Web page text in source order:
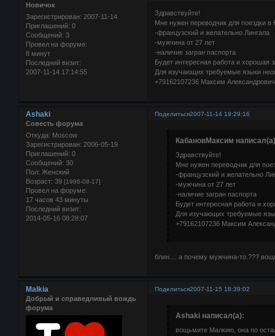
Новичок
Зарегистрирован: 2007-11-14
Приглашений: 0
Сообщений: 3
Провел на форуме:
8 минут
Последний визит:
2007-11-14 17:14:55
Здравствуйте!
Мне нужен переводчик для поездки
-французский и желательно Лингала
-мужчина от 27 лет
-наличие загран паспорта
Будет интересная работа и хорошая
Для изучающих требуемые языки
+79162107236 Максим
Поделиться2007-11-14 19:29:16
Ashaki
Совесть форума
Откуда: Moscow
Зарегистрирован: 2006-05-19
Приглашений: 0
Сообщений: 30
Пол: Женский
Возраст: 39 [1986-08-17]
Провел на форуме:
17 часов 43 минуты
Последний визит:
2014-05-16 08:28:07
КабановМаксим
Здравствуйте!
Мне нужен переводчик для
-французский и желательно
-мужчина от 27 лет
-наличие загран паспорта
Будет интересная работа и
Для изучающих требуемые
+79162107236 Максим
блин.... а почему мужчина-то.???
Поделиться2007-11-15 18:39:02
Malkia
Добрый и справедливый вождь
форума
Ashaki написал(а):
вощьмите Малкию, она по